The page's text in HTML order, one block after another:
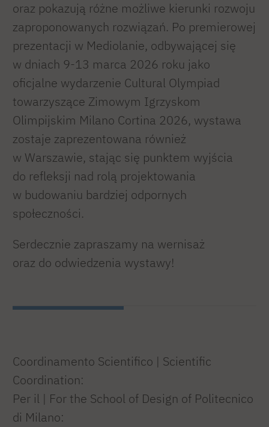
oraz pokazują różne możliwe kierunki rozwoju
zaproponowanych rozwiązań. Po premierowej
prezentacji w Mediolanie, odbywającej się
w dniach 9-13 marca 2026 roku jako
oficjalne wydarzenie Cultural Olympiad
towarzyszące Zimowym Igrzyskom
Olimpijskim Milano Cortina 2026, wystawa
zostaje zaprezentowana również
w Warszawie, stając się punktem wyjścia
do refleksji nad rolą projektowania
w budowaniu bardziej odpornych
społeczności.
Serdecznie zapraszamy na wernisaż
oraz do odwiedzenia wystawy!
Coordinamento Scientifico | Scientific
Coordination:
Per il | For the School of Design of Politecnico
di Milano: